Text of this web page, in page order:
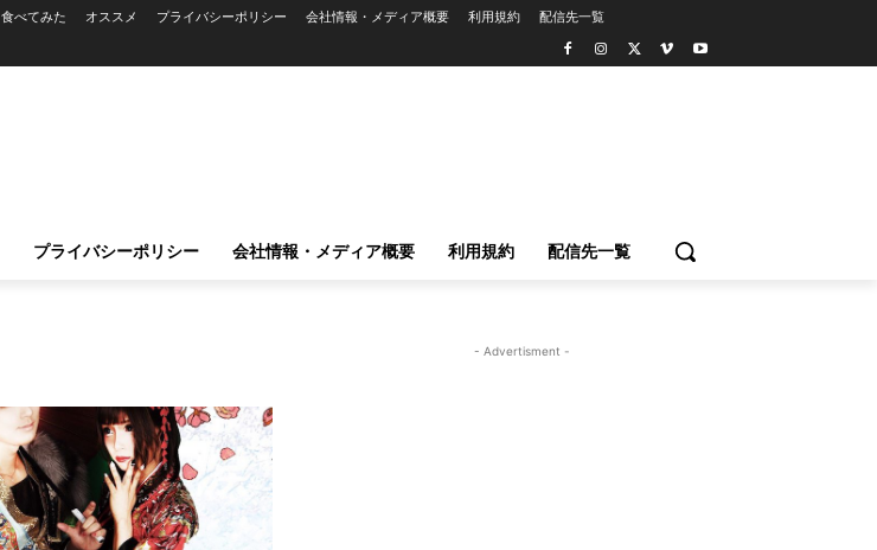
食べてみた オススメ プライバシーポリシー 会社情報・メディア概要 利用規約 配信先一覧
プライバシーポリシー 会社情報・メディア概要 利用規約 配信先一覧
- Advertisment -